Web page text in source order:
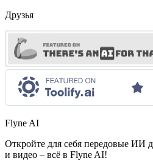
Друзья
Flyne AI
Откройте для себя передовые ИИ
и видео – всё в Flyne AI!